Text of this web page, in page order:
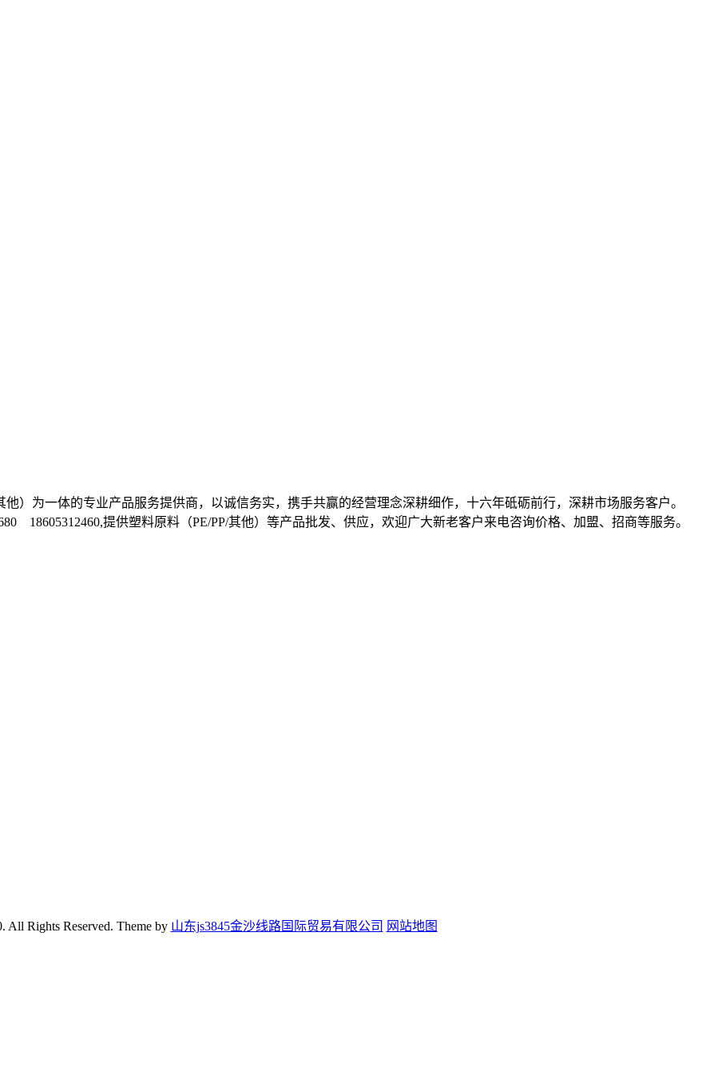
）为一体的专业产品服务提供商，以诚信务实，携手共赢的经营理念深耕细作，十六年砥砺前行，深耕市场服务客户。
18605312460,提供塑料原料（PE/PP/其他）等产品批发、供应，欢迎广大新老客户来电咨询价格、加盟、招商等服务。
All Rights Reserved. Theme by 山东js3845金沙线路国际贸易有限公司 网站地图